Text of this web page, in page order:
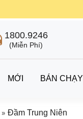
1800.9246
(Miễn Phí)
MỚI BÁN CHẠY
» Đầm Trung Niên